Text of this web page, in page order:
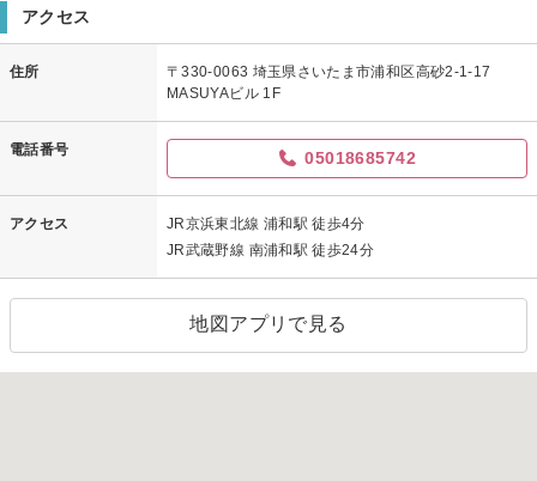
アクセス
住所
〒330-0063 埼玉県さいたま市浦和区高砂2-1-17
MASUYAビル 1F
電話番号 05018685742
アクセス
JR京浜東北線 浦和駅 徒歩4分
JR武蔵野線 南浦和駅 徒歩24分
地図アプリで見る